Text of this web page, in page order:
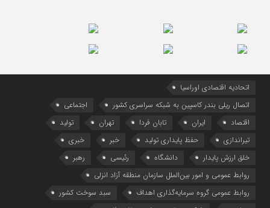
اتحادیه اقتصادی اوراسیا
اتصال ریلی بندر کاسپین به شبکه سراسری کشور
اجتماعی
اقتصاد
ایران تابان فردا تهران
تولید
تیراندازی
حفظ پایداری تولید خبر
خبری
خلق ارزش پایدار
دانشگاه رئیسی
رهبر
روابط عمومی و امور بین‌الملل سازمان منطقه آزاد انزلی
روابط عمومی گروه سرمایه‌گذاری اهداف
سبد سوخت کشور